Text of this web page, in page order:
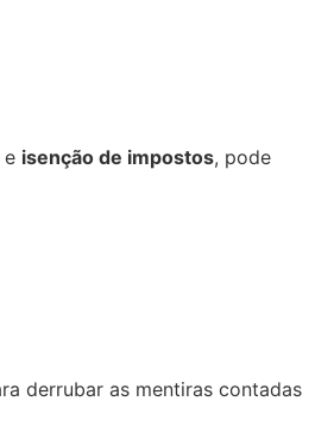
e isenção de impostos, pode
derrubar as mentiras contadas